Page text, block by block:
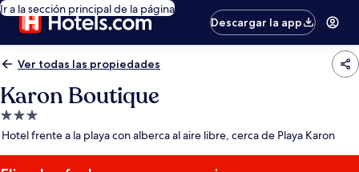
Ir a la sección principal de la página
Descargar la app
Ver todas las propiedades
Karon Boutique
Propiedad
de
estrellas
Hotel frente a la playa con alberca al aire libre, cerca de Playa Karon